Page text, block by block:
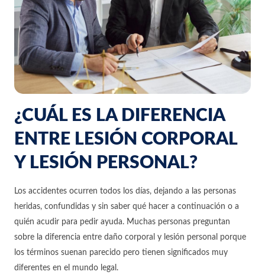
¿CUÁL ES LA DIFERENCIA
ENTRE LESIÓN CORPORAL
Y LESIÓN PERSONAL?
Los accidentes ocurren todos los días, dejando a las personas
heridas, confundidas y sin saber qué hacer a continuación o a
quién acudir para pedir ayuda. Muchas personas preguntan
sobre la diferencia entre daño corporal y lesión personal porque
los términos suenan parecido pero tienen significados muy
diferentes en el mundo legal.